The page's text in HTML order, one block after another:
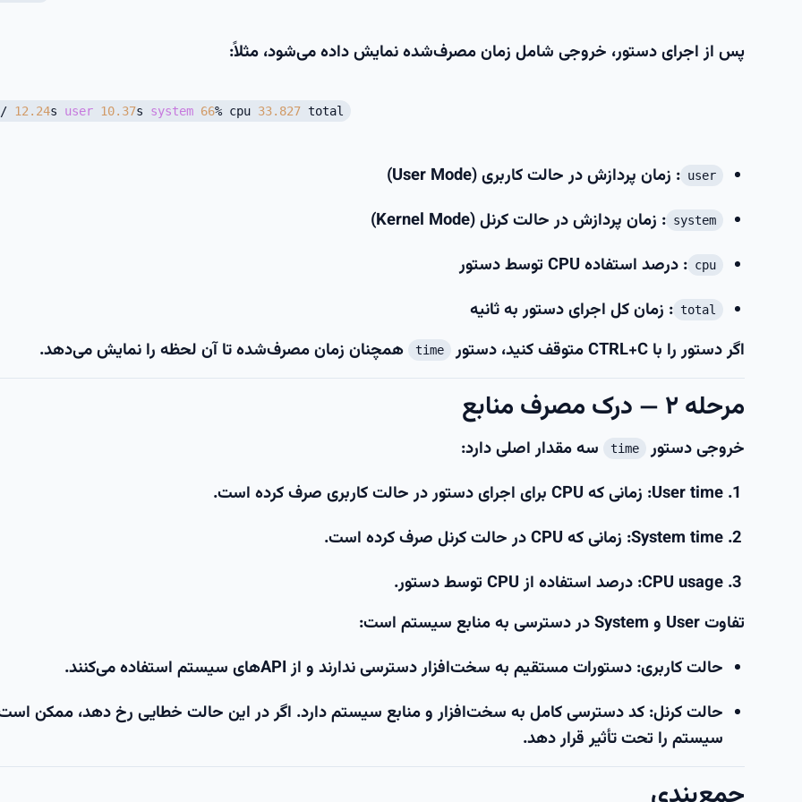
پس از اجرای دستور، خروجی شامل زمان مصرف‌شده نمایش داده می‌شود، مثلاً:
/ 12.24s user 10.37s system 66% cpu 33.827 total
user : زمان پردازش در حالت کاربری (User Mode)
system : زمان پردازش در حالت کرنل (Kernel Mode)
cpu : درصد استفاده CPU توسط دستور
total : زمان کل اجرای دستور به ثانیه
اگر دستور را با CTRL+Cمتوقف کنید، دستور time همچنان زمان مصرف‌شده تا آن لحظه را نمایش می‌دهد.
مرحله ۲ — درک مصرف منابع
خروجی دستور time
سه مقدار اصلی دارد:
User time: زمانی که CPU برای اجرای دستور در حالت کاربری صرف کرده است.
System time: زمانی که CPU در حالت کرنل صرف کرده است.
CPU usage: درصد استفاده از CPU توسط دستور.
تفاوت User و System در دسترسی به منابع سیستم است:
حالتکاربری: دستورات مستقیم به سخت‌افزار دسترسی ندارند و از APIهای سیستم استفاده می‌کنند.
حالتکرنل: کد دسترسی کامل به سخت‌افزار و منابع سیستم دارد. اگر در این حالت خطایی رخ دهد، ممکن
سیستم را تحت تأثیر قرار دهد.